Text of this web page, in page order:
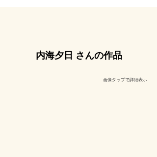
内海夕日 さんの作品
​画像タップで詳細表示